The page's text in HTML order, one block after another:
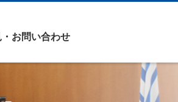
・お問い合わせ